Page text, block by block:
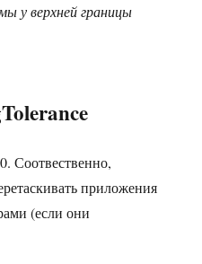
у верхней границы
Соотвественно,
приложения
(если они